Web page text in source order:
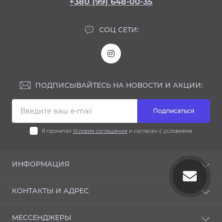
СОЦ СЕТИ:
ПОДПИСЫВАЙТЕСЬ НА НОВОСТИ И АКЦИИ:
Подписаться
Я прочитал Условия соглашения и согласен с условиями
ИНФОРМАЦИЯ
Отзывы
Политика конфиденциальности
КОНТАКТЫ И АДРЕС
МЕССЕНДЖЕРЫ